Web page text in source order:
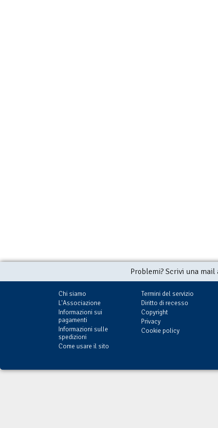
Problemi? Scrivi una
Chi siamo
L'Associazione
Informazioni sui
pagamenti
Informazioni sulle
spedizioni
Come usare il sito
Termini del servizio
Diritto di recesso
Copyright
Privacy
Cookie policy